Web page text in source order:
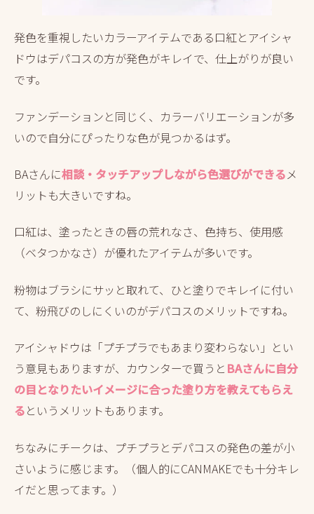
発色を重視したいカラーアイテムである口紅とアイシャ
ドウはデパコスの方が発色がキレイで、仕上がりが良い
です。
ファンデーションと同じく、カラーバリエーションが多
いので自分にぴったりな色が見つかるはず。
BAさんに相談・タッチアップしながら色選びができるメ
リットも大きいですね。
口紅は、塗ったときの唇の荒れなさ、色持ち、使用感
（ベタつかなさ）が優れたアイテムが多いです。
粉物はブラシにサッと取れて、ひと塗りでキレイに付い
て、粉飛びのしにくいのがデパコスのメリットですね。
アイシャドウは「プチプラでもあまり変わらない」とい
う意見もありますが、カウンターで買うと BAさんに自分
の目となりたいイメージに合った塗り方を教えてもらえ
るというメリットもあります。
ちなみにチークは、プチプラとデパコスの発色の差が小
さいように感じます。（個人的にCANMAKEでも十分キレ
イだと思ってます。）